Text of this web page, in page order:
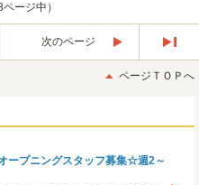
ージ中）
次のページ
後
ページＴＯＰへ
ープニングスタッフ募集☆週2～